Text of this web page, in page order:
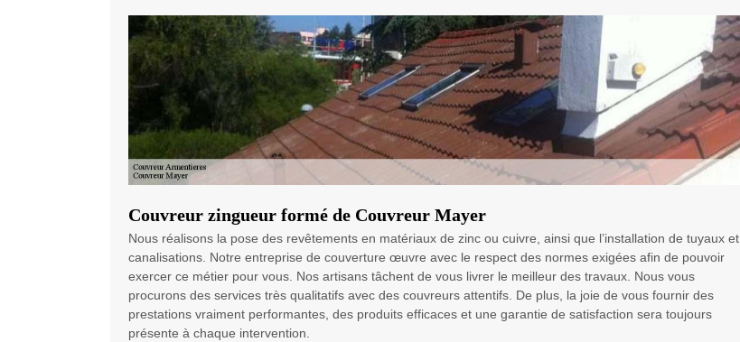
Couvreur zingueur formé de Couvreur Mayer
Nous réalisons la pose des revêtements en matériaux de zinc ou cuivre, ainsi que l’installation de tuyaux et
canalisations. Notre entreprise de couverture œuvre avec le respect des normes exigées afin de pouvoir
exercer ce métier pour vous. Nos artisans tâchent de vous livrer le meilleur des travaux. Nous vous
procurons des services très qualitatifs avec des couvreurs attentifs. De plus, la joie de vous fournir des
prestations vraiment performantes, des produits efficaces et une garantie de satisfaction sera toujours
présente à chaque intervention.